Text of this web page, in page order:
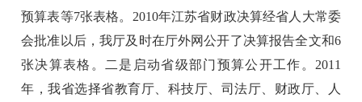
预算表等7张表格。2010年江苏省财政决算经省人大常委
会批准以后，我厅及时在厅外网公开了决算报告全文和6
张决算表格。二是启动省级部门预算公开工作。2011
年，我省选择省教育厅、科技厅、司法厅、财政厅、人